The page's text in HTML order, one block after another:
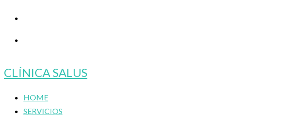
CLÍNICA SALUS
HOME
SERVICIOS